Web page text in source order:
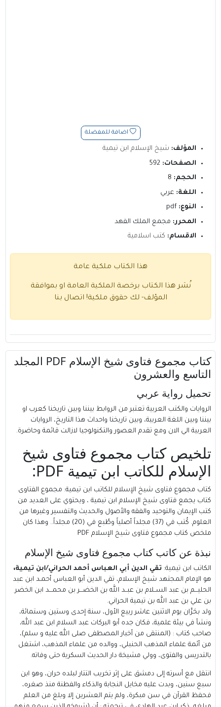
اضافة للمفضلة
المؤلف: شيخ الإسلام ابن تيمية
الصفحات:
الحجم:
اللغة: عربي
النوع:
المحرر: مجمع الملك الفهد
الاقسام: كتب اسلامية
هذا الكتاب ملكية عامة
نُشر هذا الكتاب برخصة الملكية العامة او بموافقة
المؤلف- لك حقوق ملكية! اتصال بنا
كتاب مجموع فتاوى شيخ الإسلام PDF المجلد
التاسع والعشرون
تحميل رواية عربي
الروايات والكتب العربية تعتبر من الروابط بيننا وبين تاريخنا كعرب او
بيننا وبين اللغة العربية، وبين تاريخنا واحداث هذا التاريخ، الروايات
العربية الي الان ومع تقدم العصور والتكنولوجيا لازالت قائمة وحاضرة.
تلخيص كتاب مجموع فتاوى شيخ
الإسلام للكاتب ابن تيمية PDF:
كتاب مجموع فتاوى شيخ الإسلام للكاتب ابن تيمية: مجموع الفتاوى
كتاب يجمع فتاوى شيخ الإسلام ابن تيمية ، ويحتوي على العديد من
كتب الإيمان والتوحيد والفقه والأصول والحديث والتفسير وغيرها من
العلوم. كُتب في (37) مجلداً أصلياً وطُبع في (20) مجلداً..
وهذا كان
ملخص كتاب مجموع فتاوى شيخ الإسلام PDF
نبذة عن كاتب كتاب مجموع فتاوى شيخ الإسلام
الكاتب ابن تيمية: تقي الدين أبي العباس أحمد الحراني/ابن تيمية،
هو الإمام المجتهد شيخ الإسلام، تقي الدين أبو العباس أحمـد ابن عبد
الحليـــم بن عبد الســلام بن عبــد الله بن الخضـــر بن محمـــد ابن الخضر
بن علي بن عبد الله بن تيمية الحراني.‏
ولد بحَرَّان يوم الاثنين عاشر ربيع الأول، سنة إحدى وستين وستمائة،
ونشأ في بيئة علمية، فكان جده أبو البركات عبد السلام ابن عبد الله،
صاحب كتاب : (المنتقى من أخبار المصطفى صلى الله عليه و سلم)،
من أئمة علماء المذهب الحنبلي، ووالده من علماء المذهب، اشتغل
بالتدريس والفتوى، وولي مشيخة دار الحديث السكرية حتى وفاته.‏
انتقل مع أسرته إلى دمشق على إثر تخريب التتار لبلده حران، وهو ابن
سبع سنين، وبدت عليه مخايل النجابة والذكاء والفطنة منذ صغره،
فحفظ القرآن في سن مبكرة، ولم يتم العشرين إلا وبلغ من العلم